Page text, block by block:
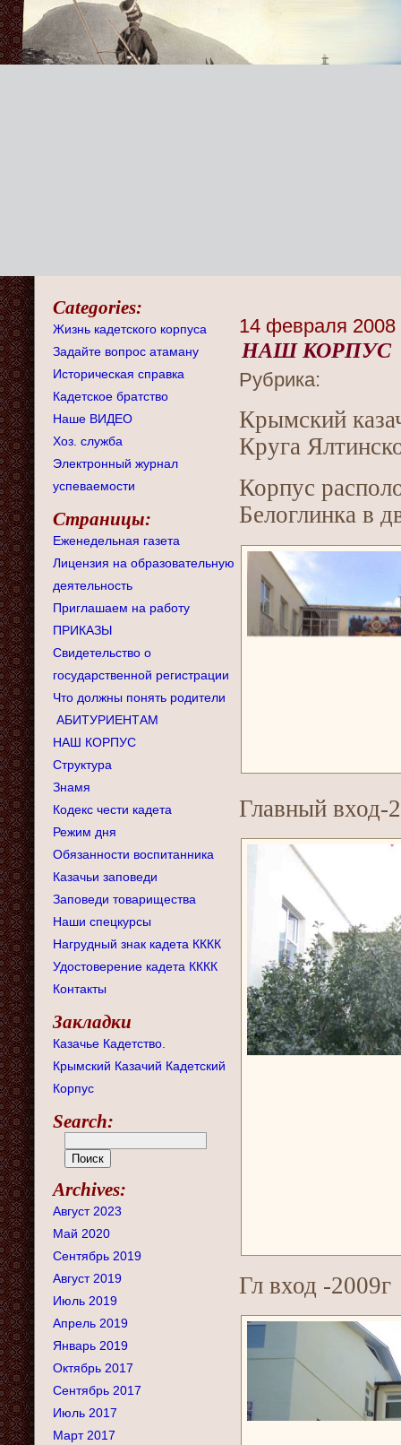
Categories:
Жизнь кадетского корпуса
Задайте вопрос атаману
Историческая справка
Кадетское братство
Наше ВИДЕО
Хоз. служба
Электронный журнал
успеваемости
Страницы:
Еженедельная газета
Лицензия на образовательную
деятельность
Приглашаем на работу
ПРИКАЗЫ
Свидетельство о
государственной регистрации
Что должны понять родители
АБИТУРИЕНТАМ
НАШ КОРПУС
Структура
Знамя
Кодекс чести кадета
Режим дня
Обязанности воспитанника
Казачьи заповеди
Заповеди товарищества
Наши спецкурсы
Нагрудный знак кадета КККК
Удостоверение кадета КККК
Контакты
Закладки
Казачье Кадетство.
Крымский Казачий Кадетский
Корпус
Search:
Archives:
Август 2023
Май 2020
Сентябрь 2019
Август 2019
Июль 2019
Апрель 2019
Январь 2019
Октябрь 2017
Сентябрь 2017
Июль 2017
Март 2017
14 февраля 2008
НАШ КОРПУС
Рубрика:
Крымский
Круга
Корпус
Белоглинка в
Главный вход-
Гл вход -2009г